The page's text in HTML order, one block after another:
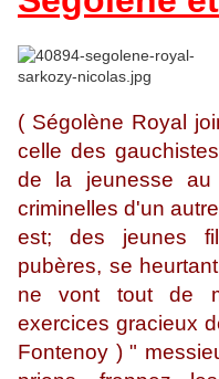
( Ségolène Royal
celle des
de la jeunesse au
criminelles d'un
est; des jeunes
pubères, se
ne vont tout de
exercices gracieux
Fontenoy ) "